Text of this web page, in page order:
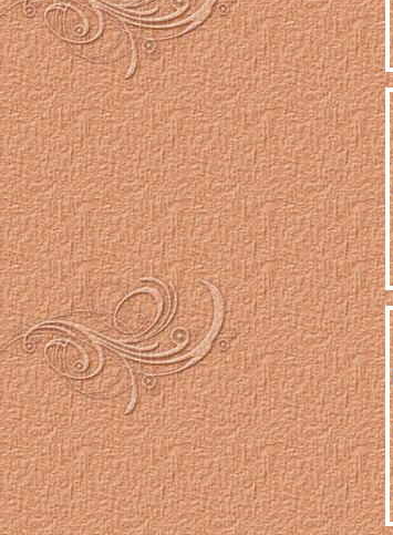
蝶恋花 Dié liàn huā ผีเสื้อดมดอมดอกไม้
男人的一生 Nánrén de yīshēng ชั่วชีวิตของ
บุรุษหนุ่ม
母亲来电 Mǔqīn láidiàn โทรเลขจากแม่
可以等待 Kěyǐ děngdài ผมรอได้ครับ
女人的事 Nǚrén de shì เรื่องของอิสตรี
喜欢的原因 Xǐhuān de yuányīn สาเหตุที่รักเธอ
水仙花 Shuǐxiānhuā ดอกไม้ริมธาร
四千元 Sìqiān yuán สี่พันหยวน
不要停 Bùyào tíng อย่าหยุดค่ะ
爱哭的小弟弟 Ài kū de xiǎo dìdì น้องเล็กที่
เอาแต่ร้องไห้
爱哭的小弟弟 Ài kū de xiǎo dìdì น้องเล็กที่
เอาแต่ร้องไห้
我不爱你 Wǒ bù ài nǐ ฉันไม่ได้รักเธอ
点了两次头 Diǎnle liǎng cì tóu พยักหน้าไปสอง
หนแล้ว
妒忌 Dùjì ความหึงหวง
舌头踩牙齿 Shétou cǎi yáchǐ เอาลิ้นขบฟันบ้าง
干吗要我看 Gànma yào wǒ kàn ให้ผมเฝ้า
ทำไม
帮狗洗澡 Bāng gǒu xǐzǎo อาบน้ำให้สุนัข